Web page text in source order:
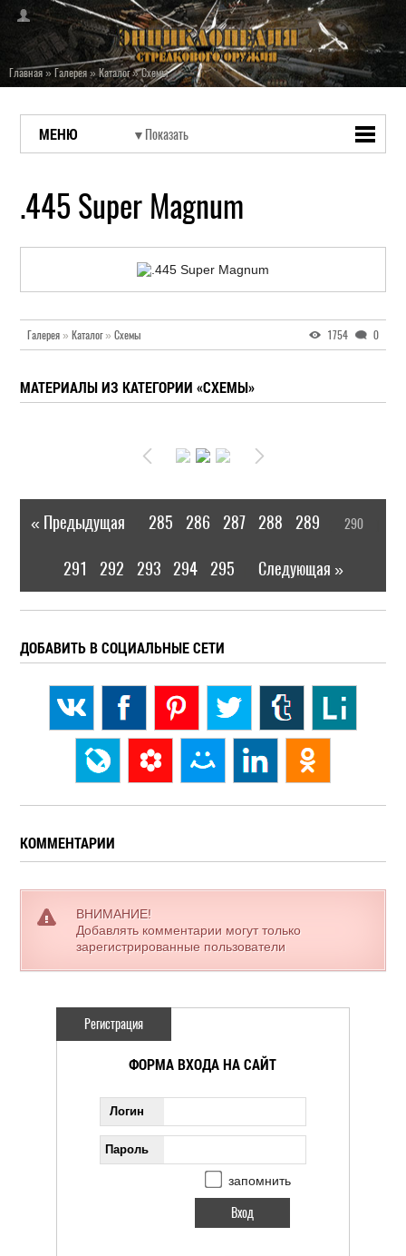
Главная»Галерея»Каталог»Схемы
МЕНЮ
.445 Super Magnum
Галерея » Каталог» Схемы 1754 0
МАТЕРИАЛЫ ИЗ КАТЕГОРИИ «СХЕМЫ»
« Предыдущая 285 286 287 288 289 290
291 292 293 294 295 Следующая »
ДОБАВИТЬ В СОЦИАЛЬНЫЕ СЕТИ
КОММЕНТАРИИ
ВНИМАНИЕ!
Добавлять комментарии могут только
зарегистрированные пользователи
Регистрация
ФОРМА ВХОДА НА САЙТ
Логин
Пароль
запомнить